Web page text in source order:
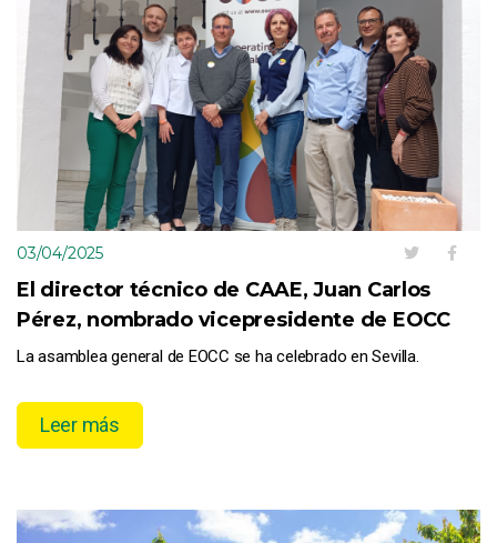
03/04/2025
El director técnico de CAAE, Juan Carlos
Pérez, nombrado vicepresidente de EOCC
La asamblea general de EOCC se ha celebrado en Sevilla.
Leer más